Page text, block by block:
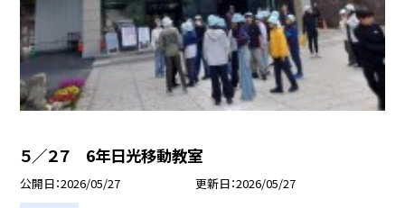
５／２７ 6年日光移動教室
公開日 2026/05/27 更新日 2026/05/27